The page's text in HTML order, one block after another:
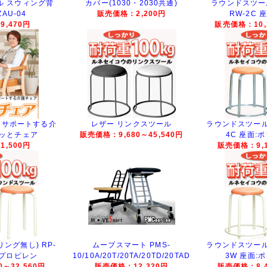
スウィング背
04
円
カバー(1030・2030共通)
販売価格：2,200円
ラウンドスツ
RW-2C
販売価格：
ポートする介
とチェア
円
レザー リンクスツール
販売価格：9,680～45,540円
ラウンドスツー
4C 座面:ポ
販売価格：
ング無し) RP-
ロピレン
ムーブスマート PMS-
10/10A/20T/20TA/20TD/20TAD
ラウンドスツー
3W 座面: